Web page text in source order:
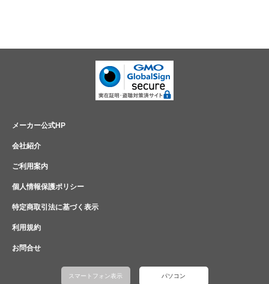
メーカー公式HP
会社紹介
ご利用案内
個人情報保護ポリシー
特定商取引法に基づく表示
利用規約
お問合せ
スマートフォン表示 パソコン